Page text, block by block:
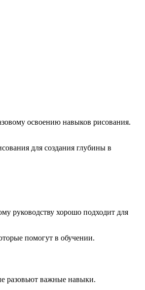
освоению навыков рисования.
для создания глубины в
руководству хорошо подходит для
помогут в обучении.
разовьют важные навыки.